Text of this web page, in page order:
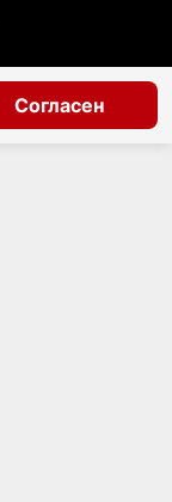
Согласен